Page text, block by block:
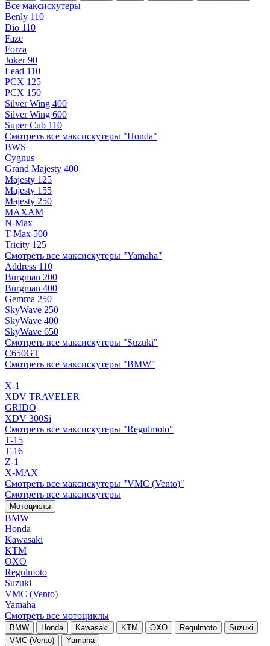
Все максискутеры
Benly 110
Dio 110
Faze
Forza
Joker 90
Lead 110
PCX 125
PCX 150
Silver Wing 400
Silver Wing 600
Super Cub 110
Смотреть все максискутеры "Honda"
BWS
Cygnus
Grand Majesty 400
Majesty 125
Majesty 155
Majesty 250
MAXAM
N-Max
T-Max 500
Tricity 125
Смотреть все максискутеры "Yamaha"
Address 110
Burgman 200
Burgman 400
Gemma 250
SkyWave 250
SkyWave 400
SkyWave 650
Смотреть все максискутеры "Suzuki"
C650GT
Смотреть все максискутеры "BMW"
X-1
XDV TRAVELER
GRIDO
XDV 300Si
Смотреть все максискутеры "Regulmoto"
T-15
T-16
Z-1
X-MAX
Смотреть все максискутеры "VMC (Vento)"
Смотреть все максискутеры
Мотоциклы
BMW
Honda
Kawasaki
KTM
OXO
Regulmoto
Suzuki
VMC (Vento)
Yamaha
Смотреть все мотоциклы
BMW Honda Kawasaki KTM OXO Regulmoto
Suzuki
VMC (Vento)
Yamaha